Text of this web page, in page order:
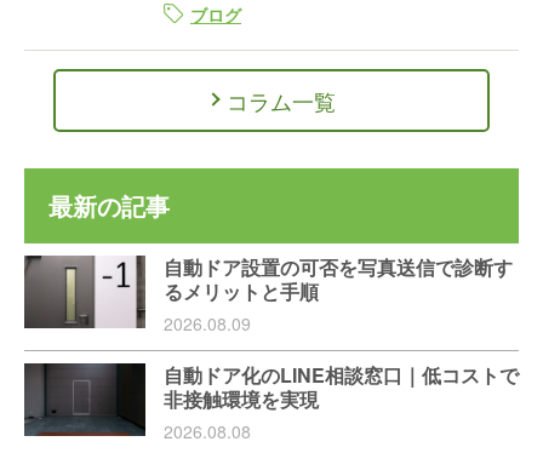
ブログ
コラム一覧
最新の記事
自動ドア設置の可否を写真送信で診断す
るメリットと手順
2026.08.09
自動ドア化のLINE相談窓口｜低コストで
非接触環境を実現
2026.08.08